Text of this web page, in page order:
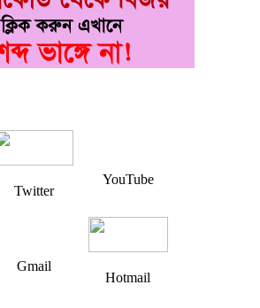
Twitter
YouTube
Gmail
Hotmail